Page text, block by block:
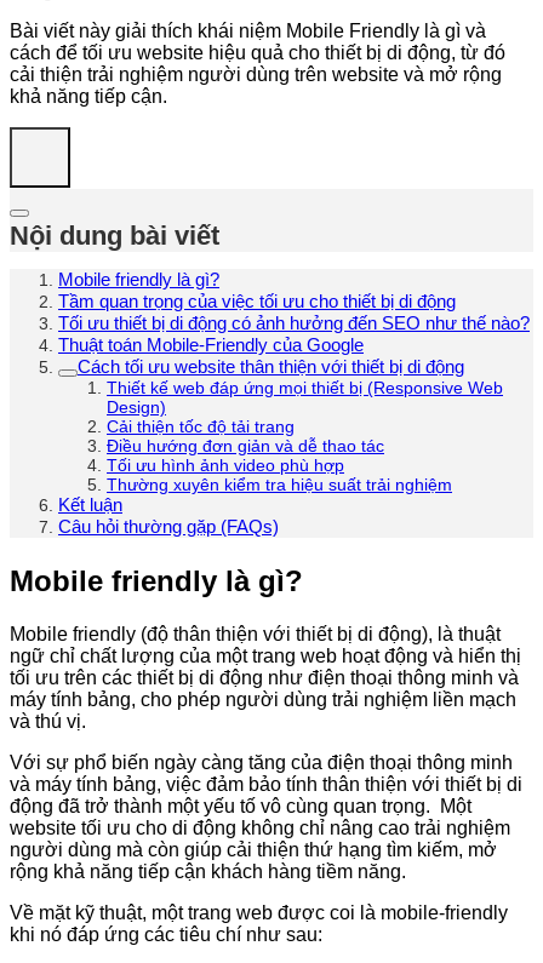
Bài viết này giải thích khái niệm Mobile Friendly là gì và
cách để tối ưu website hiệu quả cho thiết bị di động, từ đó
cải thiện trải nghiệm người dùng trên website và mở rộng
khả năng tiếp cận.
Nội dung bài viết
Mobile friendly là gì?
Tầm quan trọng của việc tối ưu cho thiết bị di động
Tối ưu thiết bị di động có ảnh hưởng đến SEO như thế nào?
Thuật toán Mobile-Friendly của Google
Cách tối ưu website thân thiện với thiết bị di động
Thiết kế web đáp ứng mọi thiết bị (Responsive Web
Design)
Cải thiện tốc độ tải trang
Điều hướng đơn giản và dễ thao tác
Tối ưu hình ảnh video phù hợp
Thường xuyên kiểm tra hiệu suất trải nghiệm
Kết luận
Câu hỏi thường gặp (FAQs)
Mobile friendly là gì?
Mobile friendly (độ thân thiện với thiết bị di động), là thuật
ngữ chỉ chất lượng của một trang web hoạt động và hiển thị
tối ưu trên các thiết bị di động như điện thoại thông minh và
máy tính bảng, cho phép người dùng trải nghiệm liền mạch
và thú vị.
Với sự phổ biến ngày càng tăng của điện thoại thông minh
và máy tính bảng, việc đảm bảo tính thân thiện với thiết bị di
động đã trở thành một yếu tố vô cùng quan trọng. Một
website tối ưu cho di động không chỉ nâng cao trải nghiệm
người dùng mà còn giúp cải thiện thứ hạng tìm kiếm, mở
rộng khả năng tiếp cận khách hàng tiềm năng.
Về mặt kỹ thuật, một trang web được coi là mobile-friendly
khi nó đáp ứng các tiêu chí như sau: